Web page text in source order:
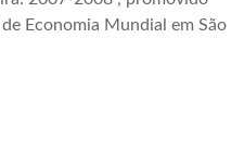
Economia Mundial em São